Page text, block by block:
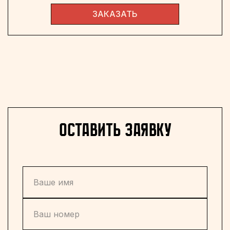
ЗАКАЗАТЬ
оставить заявку